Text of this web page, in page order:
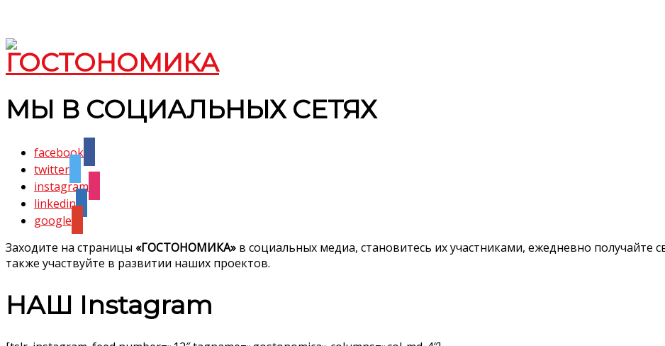
МЫ В СОЦИАЛЬНЫХ СЕТЯХ
facebook
twitter
instagram
linkedin
google
Заходите на страницы «ГОСТОНОМИКА» в социальных медиа, становитесь их участниками, ежедневно
также участвуйте в развитии наших проектов.
НАШ Instagram